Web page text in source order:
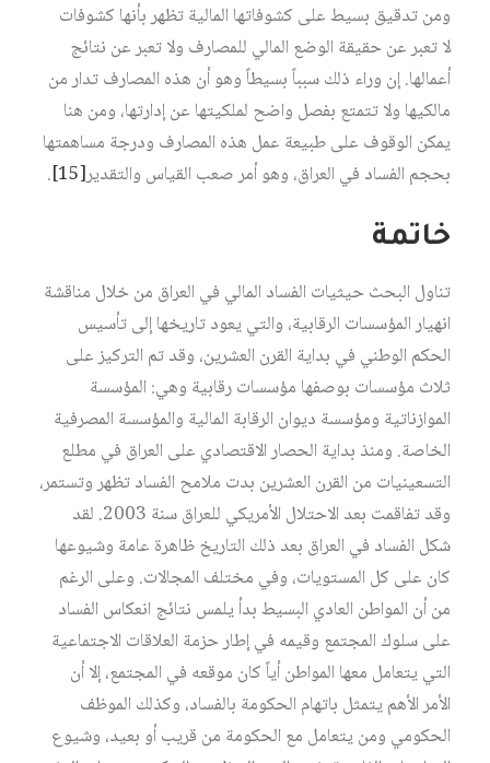
ومن تدقيق بسيط على كشوفاتها المالية تظهر بأنها كشوفات
لا تعبر عن حقيقة الوضع المالي للمصارف ولا تعبر عن نتائج
أعمالها. إن وراء ذلك سبباً بسيطاً وهو أن هذه المصارف تدار من
مالكيها ولا تتمتع بفصل واضح لملكيتها عن إدارتها، ومن هنا
يمكن الوقوف على طبيعة عمل هذه المصارف ودرجة مساهمتها
بحجم الفساد في العراق، وهو أمر صعب القياس والتقدير‏[15]
.
خاتمة
تناول البحث حيثيات الفساد المالي في العراق من خلال مناقشة
انهيار المؤسسات الرقابية، والتي يعود تاريخها إلى تأسيس
الحكم الوطني في بداية القرن العشرين، وقد تم التركيز على
ثلاث مؤسسات بوصفها مؤسسات رقابية وهي: المؤسسة
الموازناتية ومؤسسة ديوان الرقابة المالية والمؤسسة المصرفية
الخاصة. ومنذ بداية الحصار الاقتصادي على العراق في مطلع
التسعينيات من القرن العشرين بدت ملامح الفساد تظهر وتستمر،
وقد تفاقمت بعد الاحتلال الأمريكي للعراق سنة 2003. لقد
شكل الفساد في العراق بعد ذلك التاريخ ظاهرة عامة وشيوعها
كان على كل المستويات، وفي مختلف المجالات. وعلى الرغم
من أن المواطن العادي البسيط بدأ يلمس نتائج انعكاس الفساد
على سلوك المجتمع وقيمه في إطار حزمة العلاقات الاجتماعية
التي يتعامل معها المواطن أياً كان موقعه في المجتمع، إلا أن
الأمر الأهم يتمثل باتهام الحكومة بالفساد، وكذلك الموظف
الحكومي ومن يتعامل مع الحكومة من قريب أو بعيد، وشيوع